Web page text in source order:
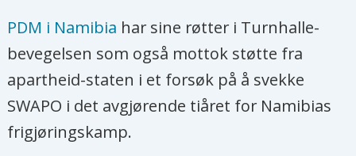
PDM i Namibia har sine røtter i Turnhalle-
bevegelsen som også mottok støtte fra
apartheid-staten i et forsøk på å svekke
SWAPO i det avgjørende tiåret for Namibias
frigjøringskamp.